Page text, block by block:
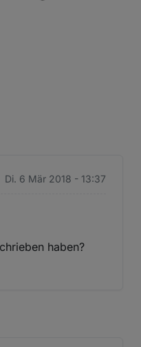
Di. 6 Mär 2018 - 13:37
haben?